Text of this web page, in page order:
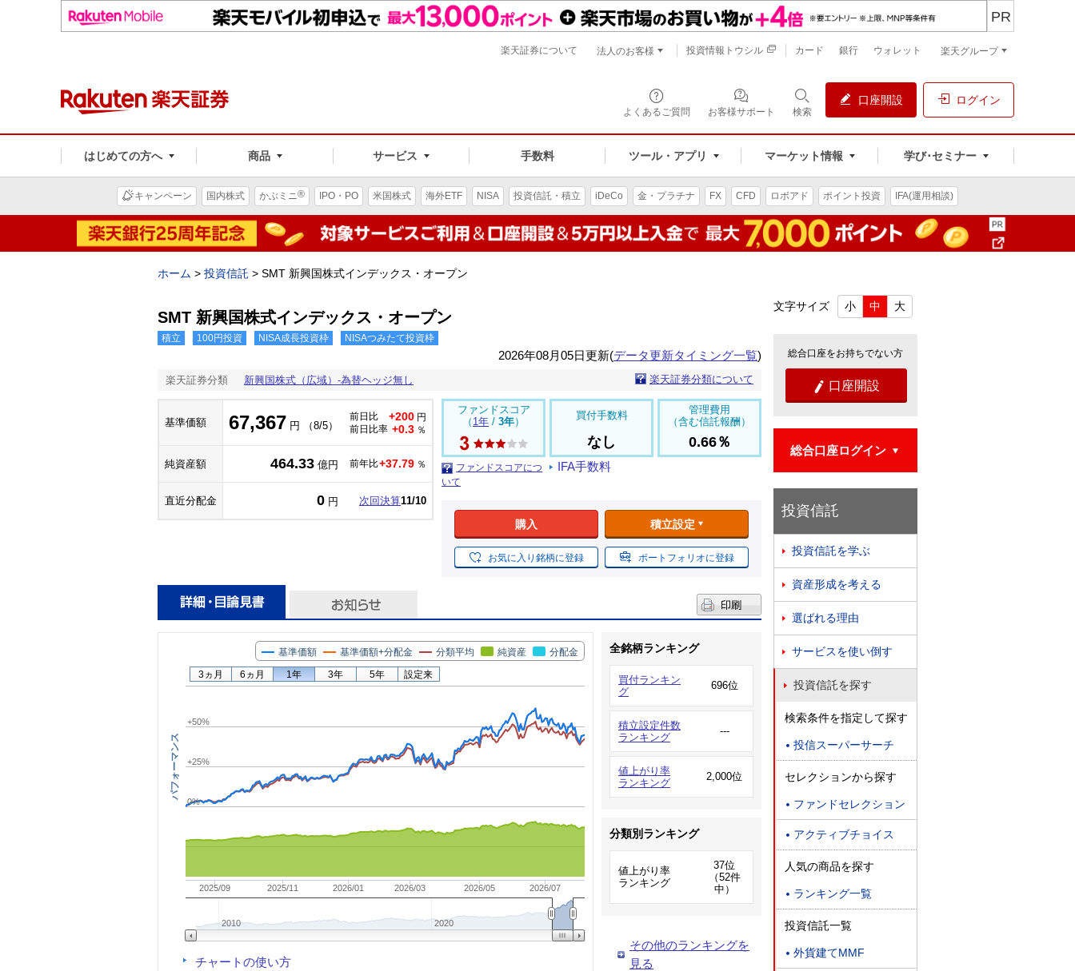
よくあるご質問 お客様サポート 検索
口座開設 ログイン
はじめての方へ 商品 サービス 手数料 ツール・アプリ マーケット情報 学び･セミナー
PR
楽天証券について 法人のお客様 投資情報トウシル カード 銀行 ウォレット 楽天グループ
キャンペーン 国内株式 かぶミニ® IPO・PO 米国株式 海外ETF NISA 投資信託・積立 iDeCo 金・プラチナ FX CFD ロボアド ポイント投資 IFA(運用相談)
ホーム > 投資信託 > SMT 新興国株式インデックス・オープン
SMT 新興国株式インデックス・オープン
積立 100円投資 NISA成長投資枠 NISAつみたて投資枠
2026年08月05日更新(データ更新タイミング一覧)
楽天証券分類 新興国株式（広域）-為替ヘッジ無し 楽天証券分類について
基準価額 67,367 円 （8/5）
前日比 +200 円
前日比率 +0.3 ％
純資産額 464.33 億円 前年比+37.79 ％
直近分配金 0 円 次回決算11/10
ファンドスコア
（ 1年 / 3年）
ファンドスコアにつ
いて
買付手数料
なし
IFA手数料
管理費用
（含む信託報酬）
0.66％
購入 積立設定
お気に入り銘柄に登録 ポートフォリオに登録
パフォーマンス
基準価額 基準価額+分配金 分類平均 純資産 分配金
2025/09 2025/11 2026/01 2026/03 2026/05 2026/07
2010 2020
0%
+25%
+50%
3ヵ月 6ヵ月 1年 3年 5年 設定来
チャートの使い方
全銘柄ランキング
買付ランキン
グ
696位
積立設定件数
ランキング
---
値上がり率
ランキング
2,000位
分類別ランキング
値上がり率
ランキング
37位
（52件
中）
その他のランキングを
見る
文字サイズ 小 中 大
総合口座をお持ちでない方
 口座開設
総合口座ログイン
投資信託
 投資信託を学ぶ
 資産形成を考える
 選ばれる理由
 サービスを使い倒す
 投資信託を探す
検索条件を指定して探す
 投信スーパーサーチ
セレクションから探す
 ファンドセレクション
 アクティブチョイス
人気の商品を探す
 ランキング一覧
投資信託一覧
 外貨建てMMF